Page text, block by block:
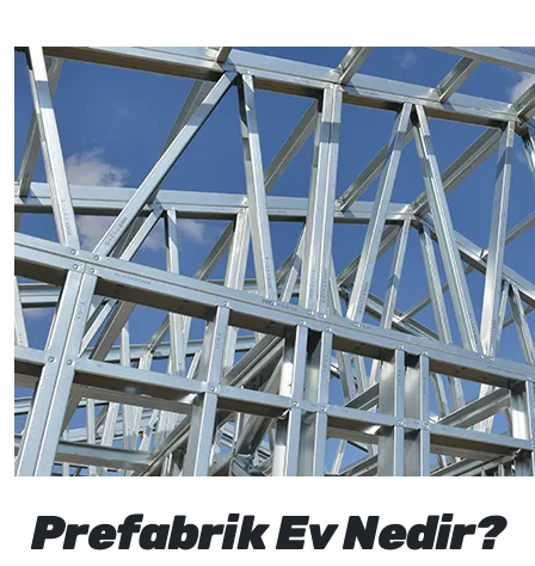
Prefabrik Ev Nedir?